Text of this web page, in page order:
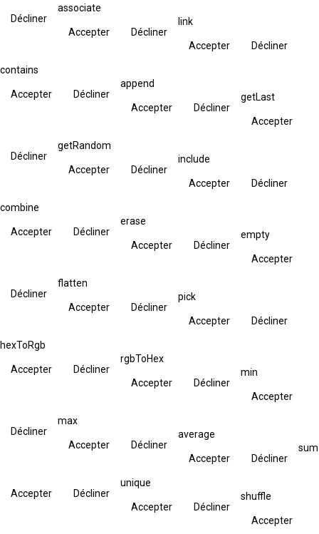
Décliner
associate
Accepter Décliner
link
Accepter Décliner
contains
Accepter Décliner
append
Accepter Décliner
getLast
Accepter
Décliner
getRandom
Accepter Décliner
include
Accepter Décliner
combine
Accepter Décliner
erase
Accepter Décliner
empty
Accepter
Décliner
flatten
Accepter Décliner
pick
Accepter Décliner
hexToRgb
Accepter Décliner
rgbToHex
Accepter Décliner
min
Accepter
Décliner
max
Accepter Décliner
average
Accepter Décliner
sum
Accepter Décliner
unique
Accepter Décliner
shuffle
Accepter